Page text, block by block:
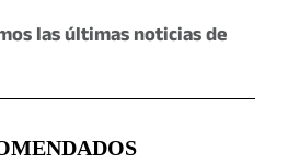
las últimas noticias de